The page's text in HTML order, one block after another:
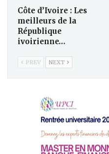
Côte d’Ivoire : Les
meilleurs de la
République
ivoirienne…
PREV NEXT